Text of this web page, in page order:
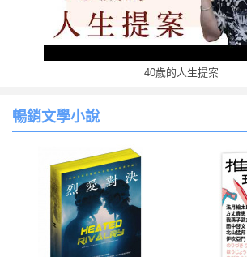
40歲的人生提案
暢銷文學小說